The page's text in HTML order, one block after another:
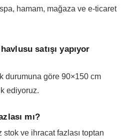
hamam, mağaza ve e-ticaret
satışı yapıyor
durumuna göre 90×150 cm
ediyoruz.
mı?
stok ve ihracat fazlası toptan